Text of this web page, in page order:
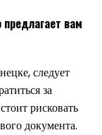
вам
следует
за
рисковать
документа.